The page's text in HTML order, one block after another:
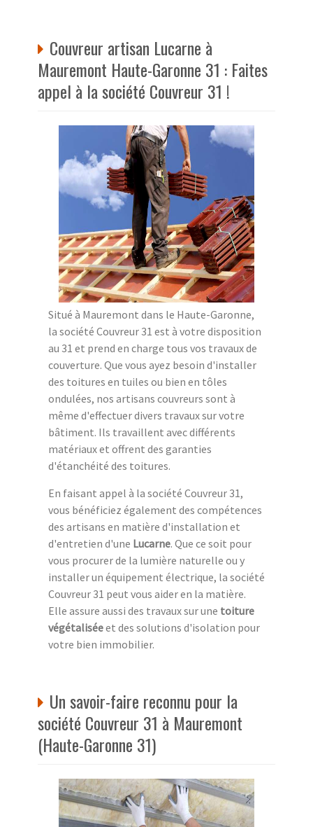
Couvreur artisan Lucarne à
Mauremont Haute-Garonne 31 : Faites
appel à la société Couvreur 31 !
Situé à Mauremont dans le Haute-Garonne,
la société Couvreur 31 est à votre disposition
au 31 et prend en charge tous vos travaux de
couverture. Que vous ayez besoin d'installer
des toitures en tuiles ou bien en tôles
ondulées, nos artisans couvreurs sont à
même d'effectuer divers travaux sur votre
bâtiment. Ils travaillent avec différents
matériaux et offrent des garanties
d'étanchéité des toitures.
En faisant appel à la société Couvreur 31,
vous bénéficiez également des compétences
des artisans en matière d'installation et
d'entretien d'une Lucarne. Que ce soit pour
vous procurer de la lumière naturelle ou y
installer un équipement électrique, la société
Couvreur 31 peut vous aider en la matière.
Elle assure aussi des travaux sur une toiture
végétaliséeet des solutions d'isolation pour
votre bien immobilier.
Un savoir-faire reconnu pour la
société Couvreur 31 à Mauremont
(Haute-Garonne 31)